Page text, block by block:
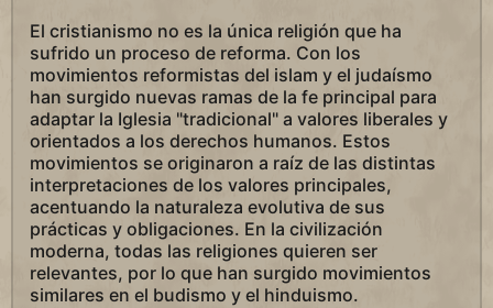
El cristianismo no es la única religión que ha
sufrido un proceso de reforma. Con los
movimientos reformistas del islam y el judaísmo
han surgido nuevas ramas de la fe principal para
adaptar la Iglesia "tradicional" a valores liberales y
orientados a los derechos humanos. Estos
movimientos se originaron a raíz de las distintas
interpretaciones de los valores principales,
acentuando la naturaleza evolutiva de sus
prácticas y obligaciones. En la civilización
moderna, todas las religiones quieren ser
relevantes, por lo que han surgido movimientos
similares en el budismo y el hinduismo.